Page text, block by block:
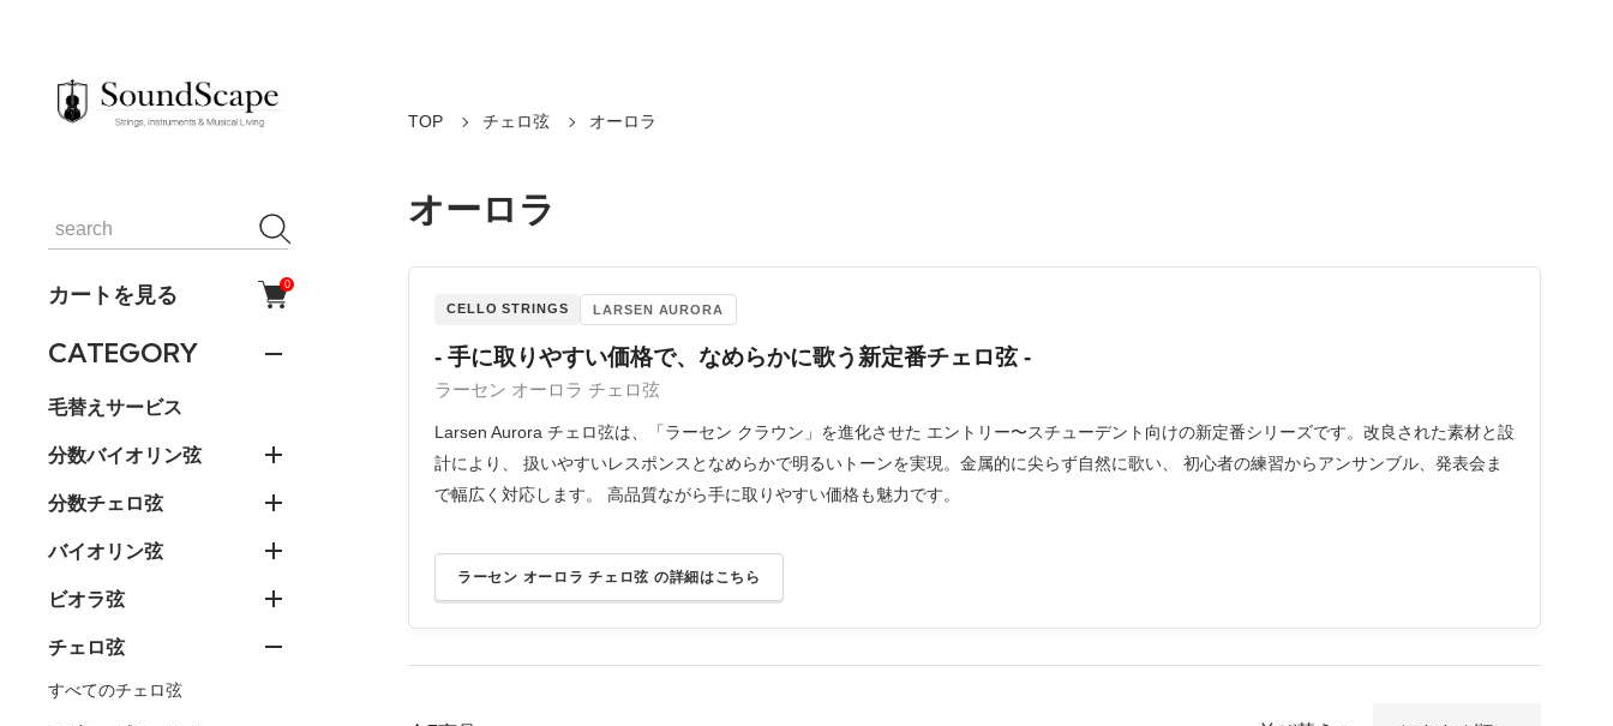
カートを見る 0
CATEGORY
毛替えサービス
分数バイオリン弦
分数チェロ弦
バイオリン弦
ビオラ弦
チェロ弦
すべてのチェロ弦
TOP チェロ弦 オーロラ
オーロラ
CELLO STRINGS LARSEN AURORA
- 手に取りやすい価格で、なめらかに歌う新定番チェロ弦 -
ラーセン オーロラ チェロ弦
Larsen Aurora チェロ弦は、「ラーセン クラウン」を進化させた エントリー〜スチューデント向けの新定番シリーズです。改良された素材と設
計により、 扱いやすいレスポンスとなめらかで明るいトーンを実現。金属的に尖らず自然に歌い、 初心者の練習からアンサンブル、発表会ま
で幅広く対応します。 高品質ながら手に取りやすい価格も魅力です。
ラーセン オーロラ チェロ弦 の詳細はこちら